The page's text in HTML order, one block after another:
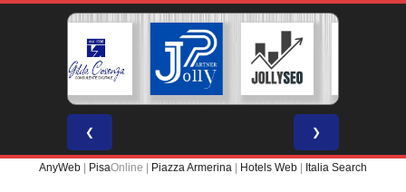
❮ ❯
AnyWeb PisaOnline | Piazza Armerina Hotels Web Italia Search